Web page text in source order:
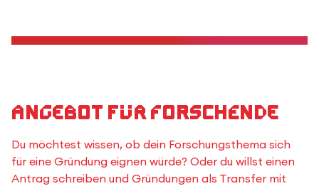
Angebot für Forschende
Du möchtest wissen, ob dein Forschungsthema sich
für eine Gründung eignen würde? Oder du willst einen
Antrag schreiben und Gründungen als Transfer mit